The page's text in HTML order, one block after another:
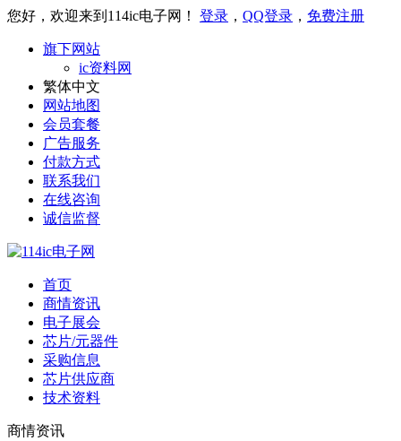
您好，欢迎来到114ic电子网！ 登录 ， QQ登录 ， 免费注册
旗下网站
ic资料网
繁体中文
网站地图
会员套餐
广告服务
付款方式
联系我们
在线咨询
诚信监督
首页
商情资讯
电子展会
芯片/元器件
采购信息
芯片供应商
技术资料
商情资讯